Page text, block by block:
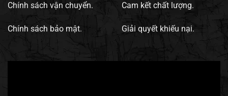
Chính sách vận chuyển.
Chính sách bảo mật.
Cam kết chất lượng.
Giải quyết khiếu nại.